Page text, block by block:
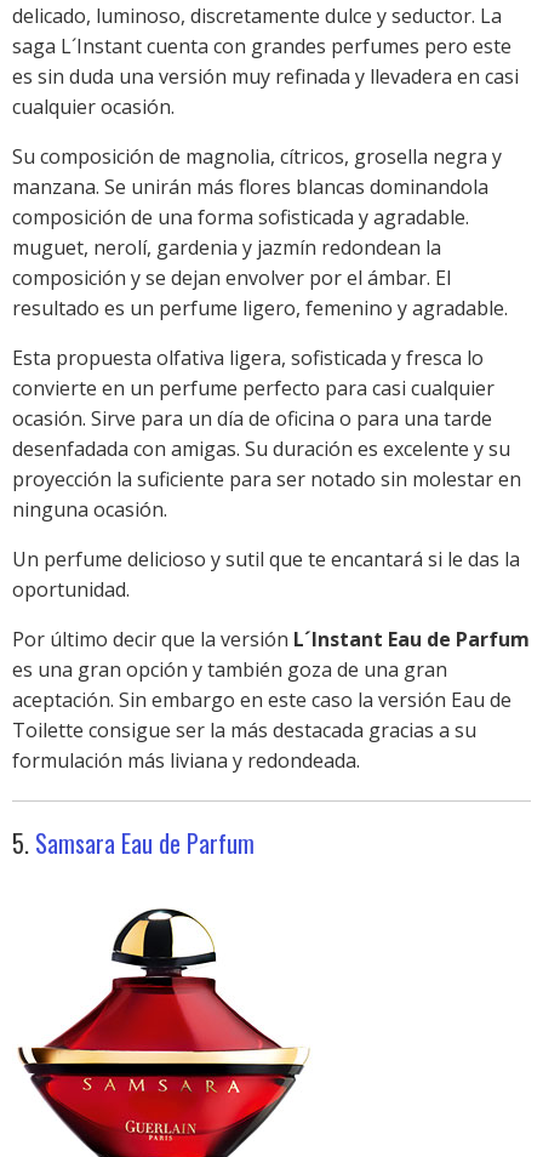
delicado, luminoso, discretamente dulce y seductor. La
saga L´Instant cuenta con grandes perfumes pero este
es sin duda una versión muy refinada y llevadera en casi
cualquier ocasión.
Su composición de magnolia, cítricos, grosella negra y
manzana. Se unirán más flores blancas dominandola
composición de una forma sofisticada y agradable.
muguet, nerolí, gardenia y jazmín redondean la
composición y se dejan envolver por el ámbar. El
resultado es un perfume ligero, femenino y agradable.
Esta propuesta olfativa ligera, sofisticada y fresca lo
convierte en un perfume perfecto para casi cualquier
ocasión. Sirve para un día de oficina o para una tarde
desenfadada con amigas. Su duración es excelente y su
proyección la suficiente para ser notado sin molestar en
ninguna ocasión.
Un perfume delicioso y sutil que te encantará si le das la
oportunidad.
Por último decir que la versión L´Instant Eau de Parfum
es una gran opción y también goza de una gran
aceptación. Sin embargo en este caso la versión Eau de
Toilette consigue ser la más destacada gracias a su
formulación más liviana y redondeada.
5. Samsara Eau de Parfum